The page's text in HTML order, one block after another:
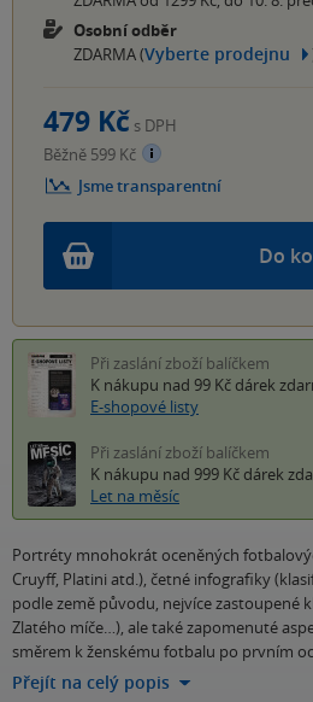
Osobní odběr
ZDARMA (Vyberte prodejnu
Do
479 Kč s DPH
Běžně 599 Kč
Jsme transparentní
Při zaslání zboží balíčkem
K nákupu nad 99 Kč dárek
E-shopové listy
Při zaslání zboží balíčkem
K nákupu nad 999 Kč dárek
Let na měsíc
Portréty mnohokrát oceněných
Cruyff, Platini atd.), četné infografiky
podle země původu, nejvíce zastoupené
Zlatého míče…), ale také zapomenuté
směrem k ženskému fotbalu po prvním
Přejít na celý popis